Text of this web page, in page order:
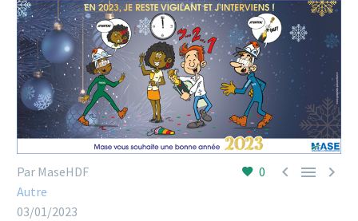
0   
Par MaseHDF
Autre
03/01/2023